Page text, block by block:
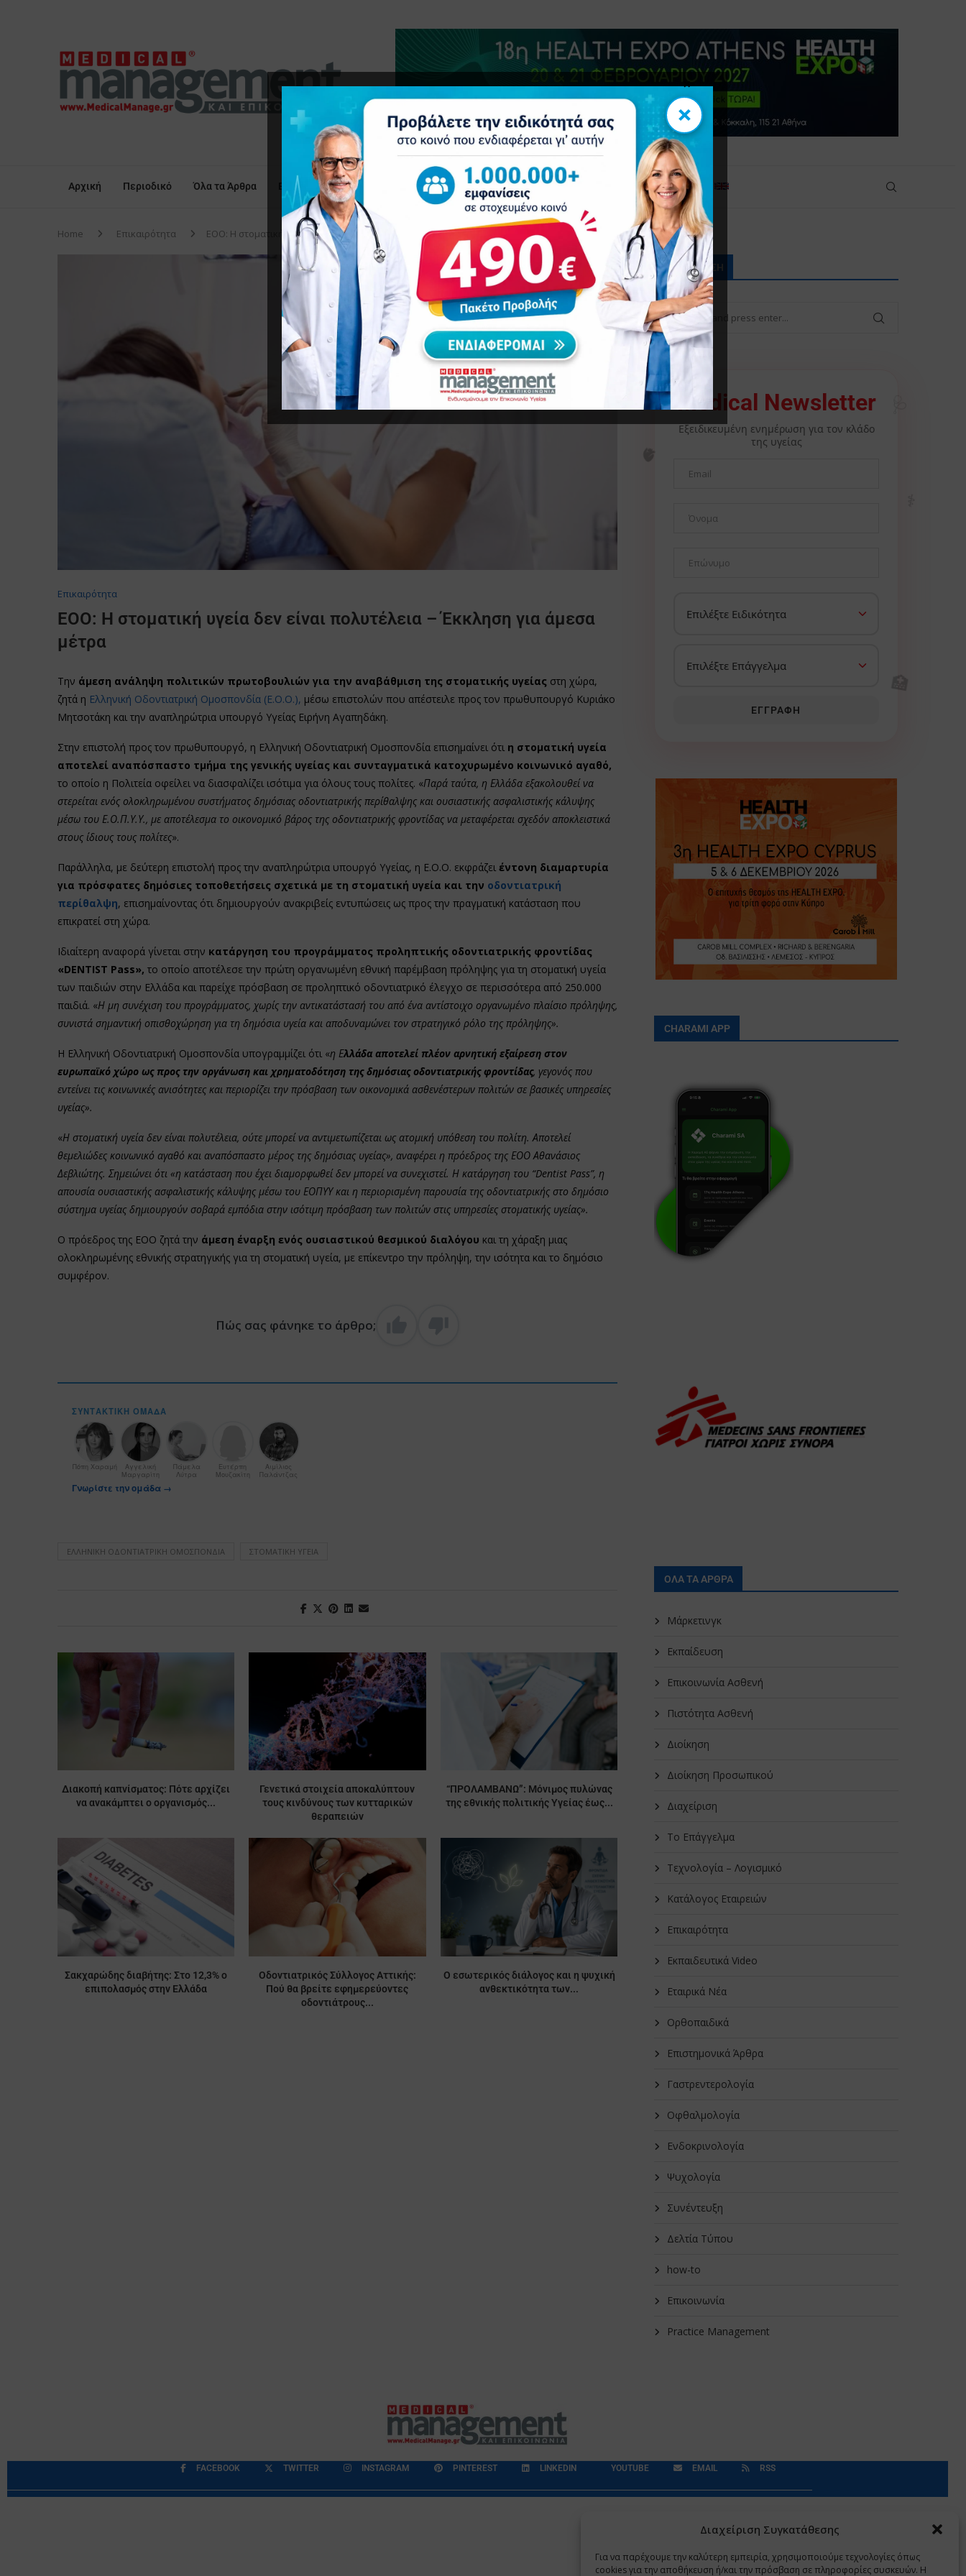
Διαχείριση Συγκατάθεσης
Για να παρέχουμε την καλύτερη εμπειρία, χρησιμοποιούμε τεχνολογίες όπως
cookies για την αποθήκευση ή/και την πρόσβαση σε πληροφορίες συσκευών. Η
Αρχική Περιοδικό Όλα τα Άρθρα Επικαιρότητα Δελτία Τύπου Προβολή Ιατρού Επικοινωνία
Home Επικαιρότητα ΕΟΟ: Η στοματική υγεία δεν είναι πολυτέλεια – Έκκληση για άμεσα μέτρα
Επικαιρότητα
ΕΟΟ: Η στοματική υγεία δεν είναι πολυτέλεια – Έκκληση για άμεσα
μέτρα
Την άμεση ανάληψη πολιτικών πρωτοβουλιών για την αναβάθμιση της στοματικής υγείας στη χώρα,
ζητά η Ελληνική Οδοντιατρική Ομοσπονδία (Ε.Ο.Ο.), μέσω επιστολών που απέστειλε προς τον πρωθυπουργό Κυριάκο
Μητσοτάκη και την αναπληρώτρια υπουργό Υγείας Ειρήνη Αγαπηδάκη.
Στην επιστολή προς τον πρωθυπουργό, η Ελληνική Οδοντιατρική Ομοσπονδία επισημαίνει ότι η στοματική υγεία
αποτελεί αναπόσπαστο τμήμα της γενικής υγείας και συνταγματικά κατοχυρωμένο κοινωνικό αγαθό,
το οποίο η Πολιτεία οφείλει να διασφαλίζει ισότιμα για όλους τους πολίτες. «Παρά ταύτα, η Ελλάδα εξακολουθεί να
στερείται ενός ολοκληρωμένου συστήματος δημόσιας οδοντιατρικής περίθαλψης και ουσιαστικής ασφαλιστικής κάλυψης
μέσω του Ε.Ο.Π.Υ.Υ., με αποτέλεσμα το οικονομικό βάρος της οδοντιατρικής φροντίδας να μεταφέρεται σχεδόν αποκλειστικά
στους ίδιους τους πολίτες».
Παράλληλα, με δεύτερη επιστολή προς την αναπληρώτρια υπουργό Υγείας, η Ε.Ο.Ο. εκφράζει έντονη διαμαρτυρία
για πρόσφατες δημόσιες τοποθετήσεις σχετικά με τη στοματική υγεία και την οδοντιατρική
περίθαλψη, επισημαίνοντας ότι δημιουργούν ανακριβείς εντυπώσεις ως προς την πραγματική κατάσταση που
επικρατεί στη χώρα.
Ιδιαίτερη αναφορά γίνεται στην κατάργηση του προγράμματος προληπτικής οδοντιατρικής φροντίδας
«DENTIST Pass», το οποίο αποτέλεσε την πρώτη οργανωμένη εθνική παρέμβαση πρόληψης για τη στοματική υγεία
των παιδιών στην Ελλάδα και παρείχε πρόσβαση σε προληπτικό οδοντιατρικό έλεγχο σε περισσότερα από 250.000
παιδιά. «Η μη συνέχιση του προγράμματος, χωρίς την αντικατάστασή του από ένα αντίστοιχο οργανωμένο πλαίσιο πρόληψης,
συνιστά σημαντική οπισθοχώρηση για τη δημόσια υγεία και αποδυναμώνει τον στρατηγικό ρόλο της πρόληψης».
Η Ελληνική Οδοντιατρική Ομοσπονδία υπογραμμίζει ότι «η Ελλάδα αποτελεί πλέον αρνητική εξαίρεση στον
ευρωπαϊκό χώρο ως προς την οργάνωση και χρηματοδότηση της δημόσιας οδοντιατρικής φροντίδας, γεγονός που
εντείνει τις κοινωνικές ανισότητες και περιορίζει την πρόσβαση των οικονομικά ασθενέστερων πολιτών σε βασικές υπηρεσίες
υγείας».
«Η στοματική υγεία δεν είναι πολυτέλεια, ούτε μπορεί να αντιμετωπίζεται ως ατομική υπόθεση του πολίτη. Αποτελεί
θεμελιώδες κοινωνικό αγαθό και αναπόσπαστο μέρος της δημόσιας υγείας», αναφέρει η πρόεδρος της ΕΟΟ Αθανάσιος
Δεβλιώτης. Σημειώνει ότι «η κατάσταση που έχει διαμορφωθεί δεν μπορεί να συνεχιστεί. Η κατάργηση του “Dentist Pass”, η
απουσία ουσιαστικής ασφαλιστικής κάλυψης μέσω του ΕΟΠΥΥ και η περιορισμένη παρουσία της οδοντιατρικής στο δημόσιο
σύστημα υγείας δημιουργούν σοβαρά εμπόδια στην ισότιμη πρόσβαση των πολιτών στις υπηρεσίες στοματικής υγείας».
Ο πρόεδρος της ΕΟΟ ζητά την άμεση έναρξη ενός ουσιαστικού θεσμικού διαλόγου και τη χάραξη μιας
ολοκληρωμένης εθνικής στρατηγικής για τη στοματική υγεία, με επίκεντρο την πρόληψη, την ισότητα και το δημόσιο
συμφέρον.
Πώς σας φάνηκε το άρθρο;
ΣΥΝΤΑΚΤΙΚΉ ΟΜΆΔΑ
Πόπη Χαραμή
Αγγελική
Μαργαρίτη
Πάμελα
Λύτρα
Ευτέρπη
Μουζακίτη
Αιμίλιος
Παλάντζας
Γνωρίστε την ομάδα →
ΕΛΛΗΝΙΚΉ ΟΔΟΝΤΙΑΤΡΙΚΉ ΟΜΟΣΠΟΝΔΊΑ ΣΤΟΜΑΤΙΚΉ ΥΓΕΊΑ
Διακοπή καπνίσματος: Πότε αρχίζει
να ανακάμπτει ο οργανισμός...
Γενετικά στοιχεία αποκαλύπτουν
τους κινδύνους των κυτταρικών
θεραπειών
“ΠΡΟΛΑΜΒΑΝΩ”: Μόνιμος πυλώνας
της εθνικής πολιτικής Υγείας έως...
Σακχαρώδης διαβήτης: Στο 12,3% ο
επιπολασμός στην Ελλάδα
Οδοντιατρικός Σύλλογος Αττικής:
Πού θα βρείτε εφημερεύοντες
οδοντιάτρους...
Ο εσωτερικός διάλογος και η ψυχική
ανθεκτικότητα των...
ΑΝΑΖΉΤΗΣΗ
Medical Newsletter
Εξειδικευμένη ενημέρωση για τον κλάδο
της υγείας
ΕΓΓΡΑΦΉ
CHARAMI APP
ΟΛΑ ΤΑ ΑΡΘΡΑ
Μάρκετινγκ
Εκπαίδευση
Επικοινωνία Ασθενή
Πιστότητα Ασθενή
Διοίκηση
Διοίκηση Προσωπικού
Διαχείριση
Το Επάγγελμα
Τεχνολογία – Λογισμικό
Κατάλογος Εταιρειών
Επικαιρότητα
Εκπαιδευτικά Video
Εταιρικά Νέα
Oρθοπαιδικά
Επιστημονικά Άρθρα
Γαστρεντερολογία
Οφθαλμολογία
Ενδοκρινολογία
Ψυχολογία
Συνέντευξη
Δελτία Τύπου
how-to
Επικοινωνία
Practice Management
FACEBOOK TWITTER INSTAGRAM PINTEREST LINKEDIN YOUTUBE EMAIL RSS
×
×